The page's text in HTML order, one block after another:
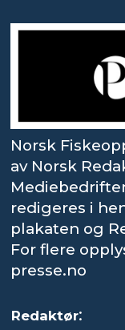
Norsk
av Norsk
redigeres i
plakaten og
For flere
presse.no
Redaktør: